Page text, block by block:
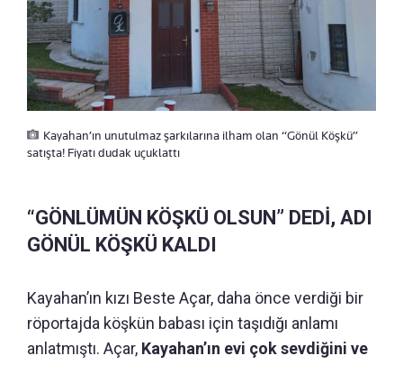
Kayahan’ın unutulmaz şarkılarına ilham olan “Gönül Köşkü”
satışta! Fiyatı dudak uçuklattı
“GÖNLÜMÜN KÖŞKÜ OLSUN” DEDİ, ADI
GÖNÜL KÖŞKÜ KALDI
Kayahan’ın kızı Beste Açar, daha önce verdiği bir
röportajda köşkün babası için taşıdığı anlamı
anlatmıştı. Açar, Kayahan’ın evi çok sevdiğini ve